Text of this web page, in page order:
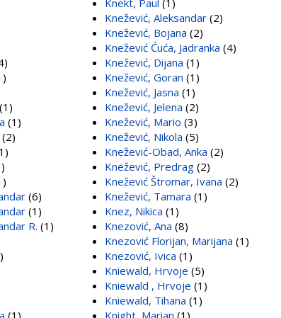
(1)
(1)
(2)
(6)
(1)
R. (1)
(1)
Knekt, Paul (1)
Knežević, Aleksandar (2)
Knežević, Bojana (2)
Knežević Ćuća, Jadranka (4)
Knežević, Dijana (1)
Knežević, Goran (1)
Knežević, Jasna (1)
Knežević, Jelena (2)
Knežević, Mario (3)
Knežević, Nikola (5)
Knežević-Obad, Anka (2)
Knežević, Predrag (2)
Knežević Štromar, Ivana (2)
Knežević, Tamara (1)
Knez, Nikica (1)
Knezović, Ana (8)
Knezović Florijan, Marijana (1)
Knezović, Ivica (1)
Kniewald, Hrvoje (5)
Kniewald , Hrvoje (1)
Kniewald, Tihana (1)
Knight, Marian (1)